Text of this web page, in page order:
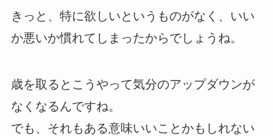
きっと、特に欲しいというものがなく、いい
か悪いか慣れてしまったからでしょうね。
歳を取るとこうやって気分のアップダウンが
なくなるんですね。
でも、それもある意味いいことかもしれない